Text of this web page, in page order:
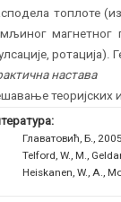
топлоте
магнетног
ротација).
настава
теоријских
Главатовић, Б.,
Telford, W., M.,
Heiskanen, W., A.,